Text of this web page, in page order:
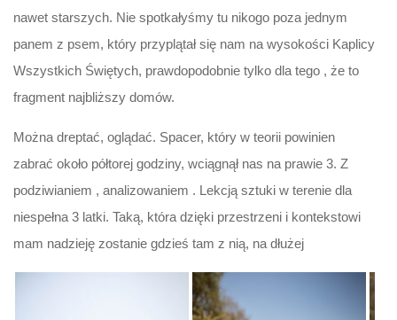
nawet starszych. Nie spotkałyśmy tu nikogo poza jednym
panem z psem, który przyplątał się nam na wysokości Kaplicy
Wszystkich Świętych, prawdopodobnie tylko dla tego , że to
fragment najbliższy domów.
Można dreptać, oglądać. Spacer, który w teorii powinien
zabrać około półtorej godziny, wciągnął nas na prawie 3. Z
podziwianiem , analizowaniem . Lekcją sztuki w terenie dla
niespełna 3 latki. Taką, która dzięki przestrzeni i kontekstowi
mam nadzieję zostanie gdzieś tam z nią, na dłużej